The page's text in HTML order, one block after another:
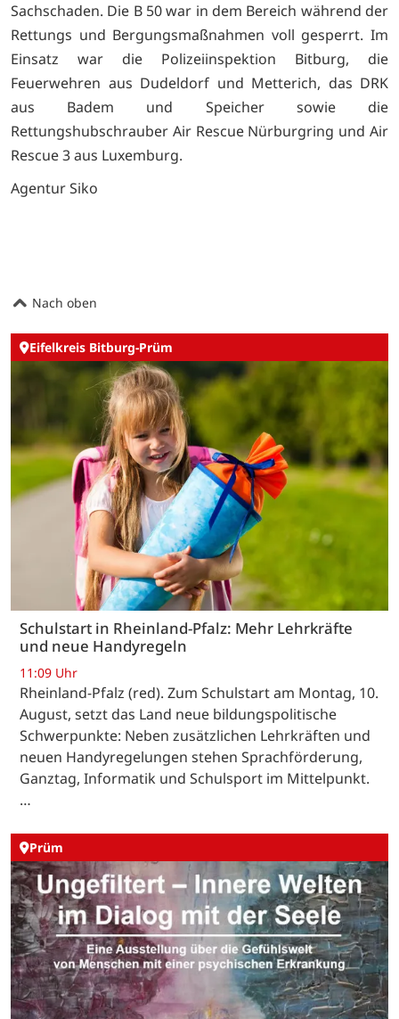
Sachschaden. Die B 50 war in dem Bereich während der
Rettungs und Bergungsmaßnahmen voll gesperrt. Im
Einsatz war die Polizeiinspektion Bitburg, die
Feuerwehren aus Dudeldorf und Metterich, das DRK
aus Badem und Speicher sowie die
Rettungshubschrauber Air Rescue Nürburgring und Air
Rescue 3 aus Luxemburg.
Agentur Siko
Nach oben
Eifelkreis Bitburg-Prüm
Schulstart in Rheinland-Pfalz: Mehr Lehrkräfte
und neue Handyregeln
11:09 Uhr
Rheinland-Pfalz (red). Zum Schulstart am Montag, 10.
August, setzt das Land neue bildungspolitische
Schwerpunkte: Neben zusätzlichen Lehrkräften und
neuen Handyregelungen stehen Sprachförderung,
Ganztag, Informatik und Schulsport im Mittelpunkt.
…
Prüm